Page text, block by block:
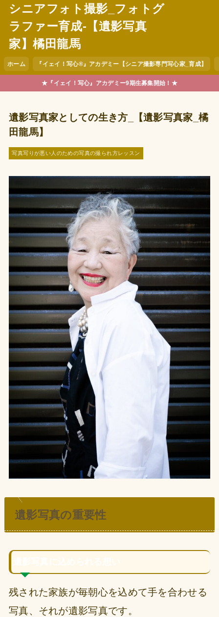
シニアフォト撮影_フォトグ
ラファー育成-【遺影写真
家】橘田龍馬
ホーム 『イェイ！写心®︎』アカデミー【シニア撮影専門写心家_育成】
★『イェイ！写心』アカデミー9期生募集開始！★
遺影写真家としての生き方_【遺影写真家_橘
田龍馬】
写真写りが悪い人のための写真の撮られ方レッスン
遺影写真の重要性
残された家族が毎朝心を込めて手を合わせる
写真、それが遺影写真です。